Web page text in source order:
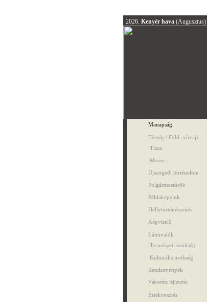
2026. Kenyér hava (Augusztus)
Manapság
Térség / Föld-,vízrajz
Tisza
Maros
Ujszögedi történelöm
Polgármestörök
Példaképeink
Hellytörténészeink
Képviselő
Látnivalók
Természeti örökség
Kulturális örökség
Rendezvények
Városrész fejlesztés
Értékvesztés